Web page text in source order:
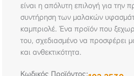
είναι η απόλυτη επιλογή για την
συντήρηση των μαλακών
καμπριολέ. Ένα προϊόν που
του, σχεδιασμένο να προσφέρει
και ανθεκτικότητα.
Κωδικός Προϊόντος: